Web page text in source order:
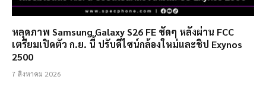
หลุดภาพ Samsung Galaxy S26 FE ชัดๆ หลังผ่าน FCC
เตรียมเปิดตัว ก.ย. นี้ ปรับดีไซน์กล้องใหม่และชิป Exynos
2500
7 สิงหาคม 2026